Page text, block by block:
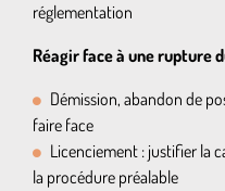
réglementation
Réagir face à une rupture
Démission, abandon de
faire face
Licenciement : justifier la
la procédure préalable